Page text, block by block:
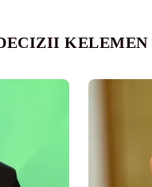
KELEMEN